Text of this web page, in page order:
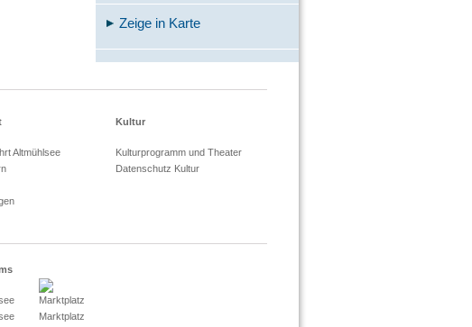
Zeige in Karte
Altmühlsee
Kultur
Kulturprogramm und Theater
Datenschutz Kultur
Marktplatz